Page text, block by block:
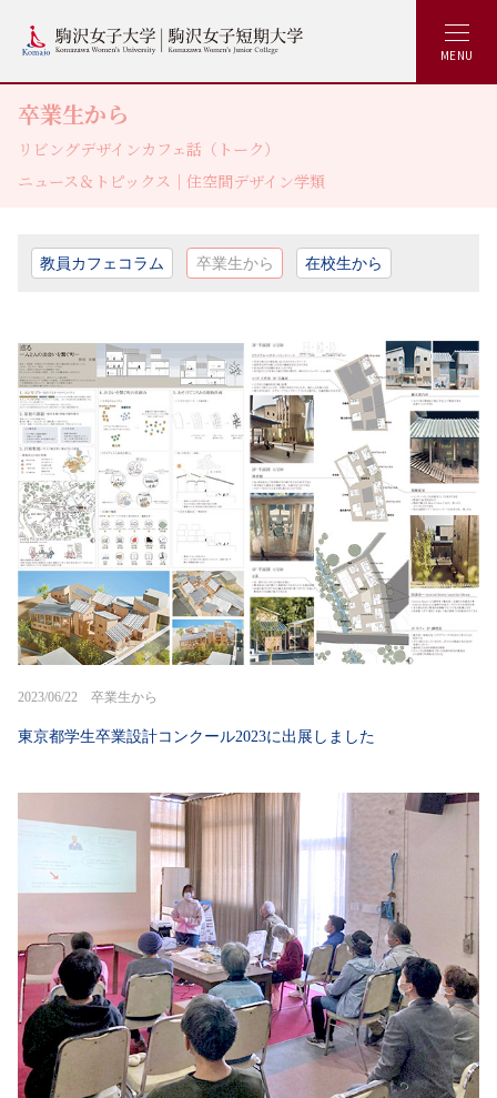
MENU
卒業生から
リビングデザインカフェ話（トーク）
ニュース＆トピックス｜住空間デザイン学類
教員カフェコラム 卒業生から 在校生から
2023/06/22 卒業生から
東京都学生卒業設計コンクール2023に出展しました